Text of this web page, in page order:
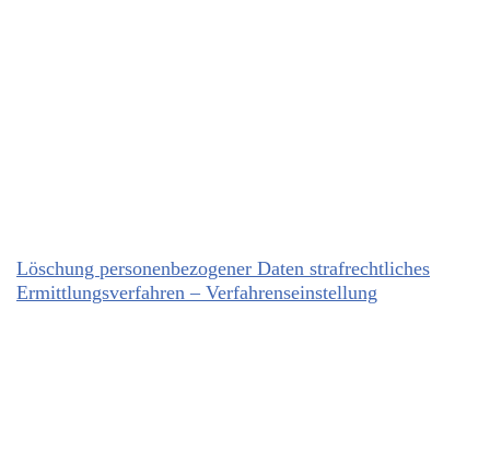
Löschung personenbezogener Daten strafrechtliches
Ermittlungsverfahren – Verfahrenseinstellung